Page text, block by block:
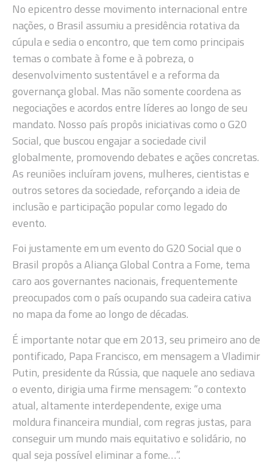
No epicentro desse movimento internacional entre
nações, o Brasil assumiu a presidência rotativa da
cúpula e sedia o encontro, que tem como principais
temas o combate à fome e à pobreza, o
desenvolvimento sustentável e a reforma da
governança global. Mas não somente coordena as
negociações e acordos entre líderes ao longo de seu
mandato. Nosso país propôs iniciativas como o G20
Social, que buscou engajar a sociedade civil
globalmente, promovendo debates e ações concretas.
As reuniões incluíram jovens, mulheres, cientistas e
outros setores da sociedade, reforçando a ideia de
inclusão e participação popular como legado do
evento.
Foi justamente em um evento do G20 Social que o
Brasil propôs a Aliança Global Contra a Fome, tema
caro aos governantes nacionais, frequentemente
preocupados com o país ocupando sua cadeira cativa
no mapa da fome ao longo de décadas.
É importante notar que em 2013, seu primeiro ano de
pontificado, Papa Francisco, em mensagem a Vladimir
Putin, presidente da Rússia, que naquele ano sediava
o evento, dirigia uma firme mensagem: “o contexto
atual, altamente interdependente, exige uma
moldura financeira mundial, com regras justas, para
conseguir um mundo mais equitativo e solidário, no
qual seja possível eliminar a fome…”.